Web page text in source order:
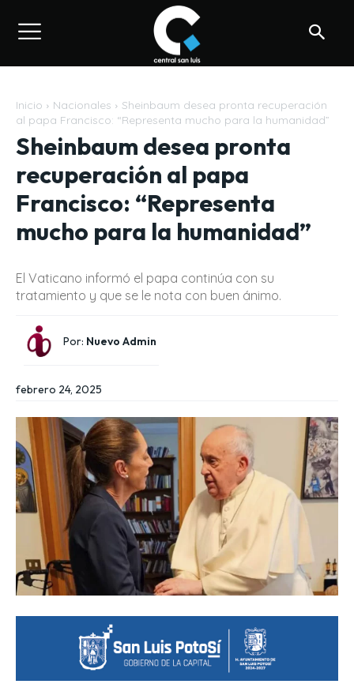
Inicio Nacionales
Sheinbaum desea pronta recuperación
al papa Francisco: “Representa mucho para la humanidad”
Sheinbaum desea pronta
recuperación al papa
Francisco: “Representa
mucho para la humanidad”
El Vaticano informó el papa continúa con su
tratamiento y que se le nota con buen ánimo.
Por: Nuevo Admin
febrero 24, 2025